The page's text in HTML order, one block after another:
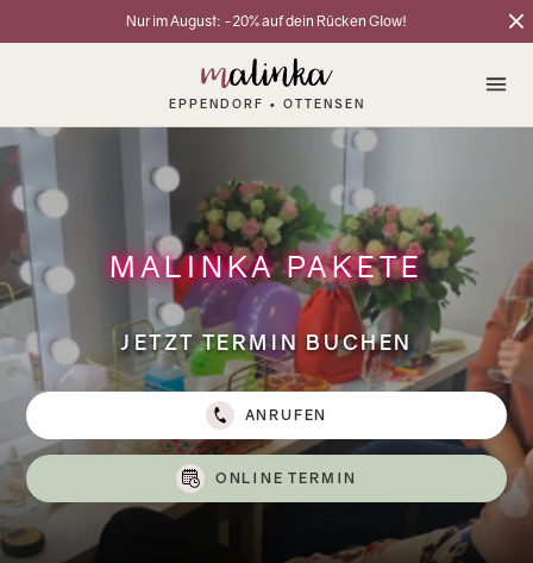
Nur im August: -20% auf dein Rücken Glow!
EPPENDORF • OTTENSEN
MALINKA PAKETE
JETZT TERMIN BUCHEN
ANRUFEN
ONLINE TERMIN